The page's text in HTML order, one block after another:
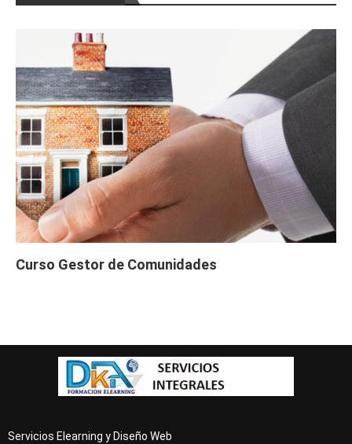
Curso Gestor de Comunidades
Servicios Elearning y Diseño Web